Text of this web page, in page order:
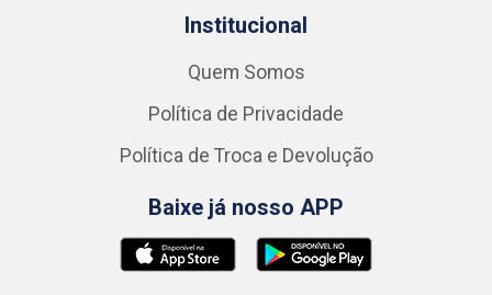
Institucional
Quem Somos
Política de Privacidade
Política de Troca e Devolução
Baixe já nosso APP